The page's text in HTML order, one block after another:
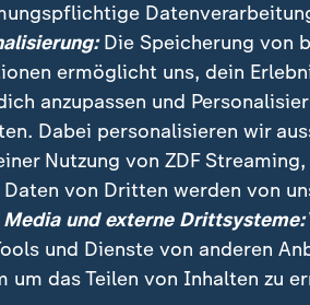
Die Speicherung von
ermöglicht uns, dein
anzupassen und
Dabei personalisieren wir
Nutzung von ZDF
von Dritten werden von
Media und externe Drittsysteme:
und Dienste von anderen
um das Teilen von Inhalten zu